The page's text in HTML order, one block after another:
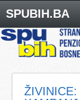
SPUBIH.BA
ŽIVINICE: